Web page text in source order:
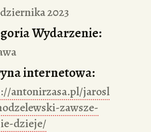
2023
Wydarzenie:
internetowa:
antonirzasa.pl/jarosl
zawsze-
dzieje/